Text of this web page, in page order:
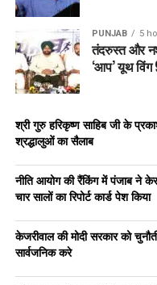
PUNJAB 5
तंदरुस्त और
‘आप’ यूथ विंग
श्री गुरु हरिकृष्ण साहिब जी के
श्रद्धालुओं का सैलाब
नीति आयोग की रैंकिंग में पंजाब ने
चार सालों का रिपोर्ट कार्ड पेश किया
केजरीवाल की मोदी सरकार को
सार्वजनिक करे